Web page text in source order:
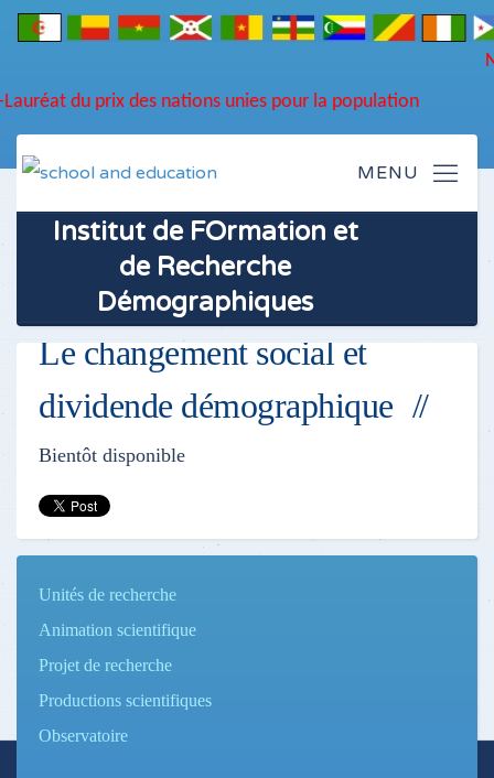
DU
Lauréat du prix des nations unies pour la population
Institut de FOrmation et
de Recherche
Démographiques
Le changement social et
dividende démographique
Bientôt disponible
Unités de recherche
Animation scientifique
Projet de recherche
Productions scientifiques
Observatoire